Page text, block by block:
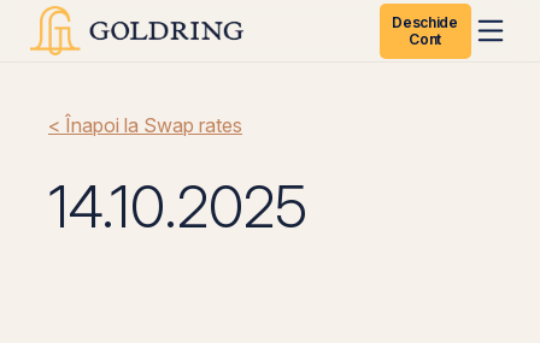
Deschide
Cont
< Înapoi la Swap rates
14.10.2025